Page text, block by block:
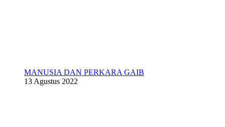
MANUSIA DAN PERKARA GAIB
13 Agustus 2022